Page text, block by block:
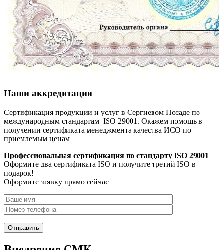
Наши аккредитации
Сертификация продукции и услуг в Сергиевом Посаде по
международным стандартам ISO 29001. Окажем помощь в
получении сертификата менеджмента качества ИСО по
приемлемым ценам
Профессиональная сертификация по стандарту ISO 29001
Оформите два сертификата ISO и получите третий ISO в
подарок!
Оформите заявку прямо сейчас